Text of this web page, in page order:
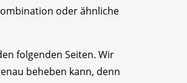
oder ähnliche
folgenden Seiten. Wir
beheben kann, denn